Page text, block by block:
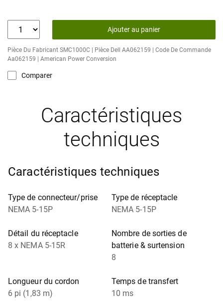
Ajouter au panier
Pièce Du Fabricant SMC1000C | Pièce Dell AA062159 | Code De Commande
Aa062159 | American Power Conversion
Comparer
Caractéristiques
techniques
Caractéristiques techniques
Type de connecteur/prise
NEMA 5-15P
Type de réceptacle
NEMA 5-15P
Détail du réceptacle
8 x NEMA 5-15R
Nombre de sorties de
batterie & surtension
8
Longueur du cordon
6 pi (1,83 m)
Temps de transfert
10 ms